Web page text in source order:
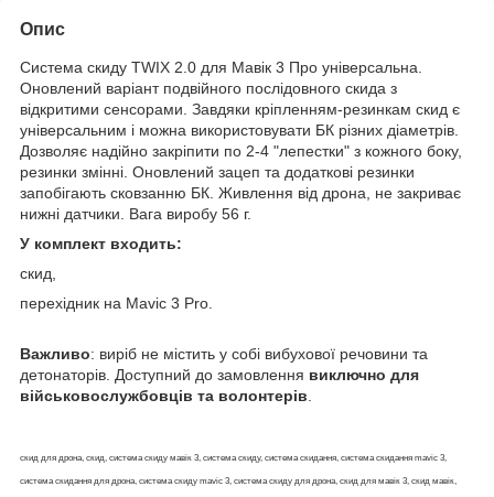
Опис
Система скиду TWIX 2.0 для Мавік 3 Про універсальна.
Оновлений варіант подвійного послідовного скида з
відкритими сенсорами. Завдяки кріпленням-резинкам скид є
універсальним і можна використовувати БК різних діаметрів.
Дозволяє надійно закріпити по 2-4 "лепестки" з кожного боку,
резинки змінні. Оновлений зацеп та додаткові резинки
запобігають сковзанню БК. Живлення від дрона, не закриває
нижні датчики. Вага виробу 56 г.
У комплект входить:
скид,
перехідник на Mavic 3 Pro.
Важливо: виріб не містить у собі вибухової речовини та
детонаторів. Доступний до замовлення виключно для
військовослужбовців та волонтерів
скид для дрона, скид, система скиду мавік 3, система скиду, система скидання, система скидання mavic 3,
система скидання для дрона, система скиду mavic 3, система скиду для дрона, скид для мавік 3, скид мавік,